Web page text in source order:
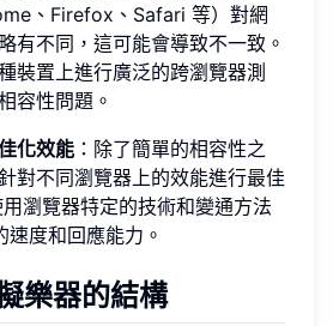
、Firefox、Safari 等）對網
有不同，這可能會導致不一致。
裝置上進行廣泛的跨瀏覽器測
容性問題。
化效能 ：除了簡單的相容性之
對不同瀏覽器上的效能進行最佳
瀏覽器特定的技術和變通方法
度和回應能力。
樂器的結構